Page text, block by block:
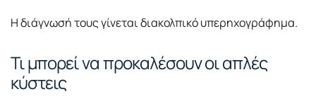
Η διάγνωσή τους γίνεται διακολπικό υπερηχογράφημα.
Τι μπορεί να προκαλέσουν οι απλές
κύστεις